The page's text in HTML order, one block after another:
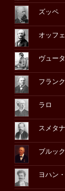
ズッペ
オッフ
ヴュー
フランク
ラロ
スメタナ
ブルッ
ヨハン